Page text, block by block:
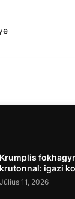
Krumplis
krutonnal: igazi
Július 11, 2026